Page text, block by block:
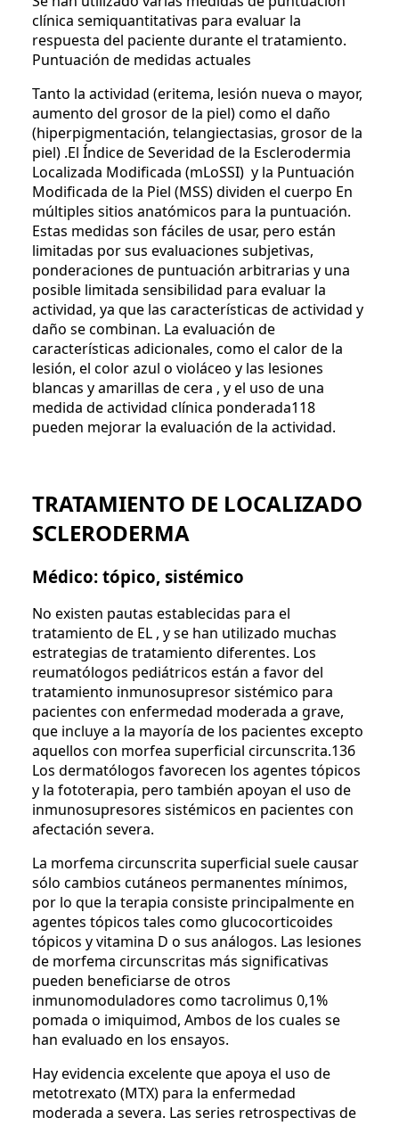
clínica semiquantitativas para evaluar la
respuesta del paciente durante el tratamiento.
Puntuación de medidas actuales
Tanto la actividad (eritema, lesión nueva o mayor,
aumento del grosor de la piel) como el daño
(hiperpigmentación, telangiectasias, grosor de la
piel) .El Índice de Severidad de la Esclerodermia
Localizada Modificada (mLoSSI) y la Puntuación
Modificada de la Piel (MSS) dividen el cuerpo En
múltiples sitios anatómicos para la puntuación.
Estas medidas son fáciles de usar, pero están
limitadas por sus evaluaciones subjetivas,
ponderaciones de puntuación arbitrarias y una
posible limitada sensibilidad para evaluar la
actividad, ya que las características de actividad y
daño se combinan. La evaluación de
características adicionales, como el calor de la
lesión, el color azul o violáceo y las lesiones
blancas y amarillas de cera , y el uso de una
medida de actividad clínica ponderada118
pueden mejorar la evaluación de la actividad.
TRATAMIENTO DE LOCALIZADO
SCLERODERMA
Médico: tópico, sistémico
No existen pautas establecidas para el
tratamiento de EL , y se han utilizado muchas
estrategias de tratamiento diferentes. Los
reumatólogos pediátricos están a favor del
tratamiento inmunosupresor sistémico para
pacientes con enfermedad moderada a grave,
que incluye a la mayoría de los pacientes excepto
aquellos con morfea superficial circunscrita.136
Los dermatólogos favorecen los agentes tópicos
y la fototerapia, pero también apoyan el uso de
inmunosupresores sistémicos en pacientes con
afectación severa.
La morfema circunscrita superficial suele causar
sólo cambios cutáneos permanentes mínimos,
por lo que la terapia consiste principalmente en
agentes tópicos tales como glucocorticoides
tópicos y vitamina D o sus análogos. Las lesiones
de morfema circunscritas más significativas
pueden beneficiarse de otros
inmunomoduladores como tacrolimus 0,1%
pomada o imiquimod, Ambos de los cuales se
han evaluado en los ensayos.
Hay evidencia excelente que apoya el uso de
metotrexato (MTX) para la enfermedad
moderada a severa. Las series retrospectivas de